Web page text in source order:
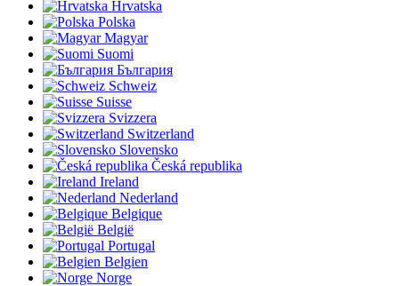
Hrvatska
Polska
Magyar
Suomi
България
Schweiz
Suisse
Svizzera
Switzerland
Slovensko
Česká republika
Ireland
Nederland
Belgique
België
Portugal
Belgien
Norge